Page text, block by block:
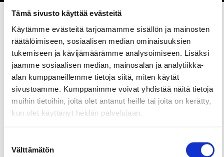
Tämä sivusto käyttää evästeitä
Käytämme evästeitä tarjoamamme sisällön ja mainosten
räätälöimiseen, sosiaalisen median ominaisuuksien
tukemiseen ja kävijämäärämme analysoimiseen. Lisäksi
jaamme sosiaalisen median, mainosalan ja analytiikka-
alan kumppaneillemme tietoja siitä, miten käytät
sivustoamme. Kumppanimme voivat yhdistää näitä tietoja
muihin tietoihin, joita olet antanut heille tai joita on kerätty,
kun olet käyttänyt heidän palvelujaan.
valinta
Välttämätön
Share this page
Koskisauna is a meeting venue and traditional
sauna next to Kuokkalankoski river in Lempäälä.
There’s room for up to 15 people to organize small
meetings and celebrations. The facilities include
catering. Also, it is possible to rent towels for 4